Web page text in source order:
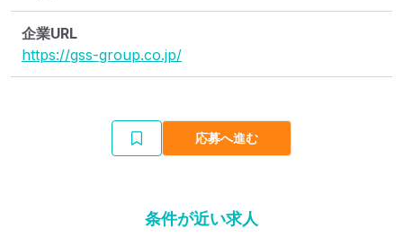
企業URL
https://gss-group.co.jp/
応募へ進む
条件が近い求人